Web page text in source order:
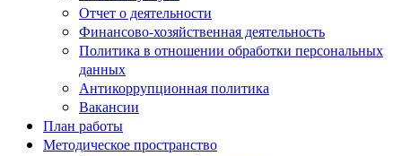
Отчет о деятельности
Финансово-хозяйственная деятельность
Политика в отношении обработки персональных
данных
Антикоррупционная политика
Вакансии
План работы
Методическое пространство